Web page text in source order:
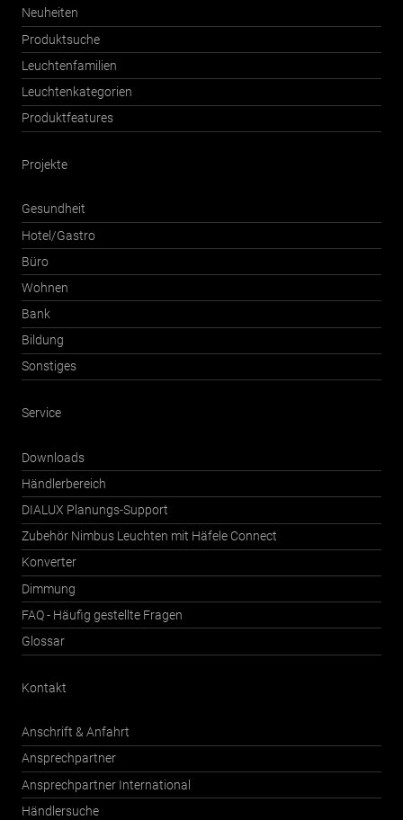
Neuheiten
Produktsuche
Leuchtenfamilien
Leuchtenkategorien
Produktfeatures
Projekte
Gesundheit
Hotel/Gastro
Büro
Wohnen
Bank
Bildung
Sonstiges
Service
Downloads
Händlerbereich
DIALUX Planungs-Support
Zubehör Nimbus Leuchten mit Häfele Connect
Konverter
Dimmung
FAQ - Häufig gestellte Fragen
Glossar
Kontakt
Anschrift & Anfahrt
Ansprechpartner
Ansprechpartner International
Händlersuche